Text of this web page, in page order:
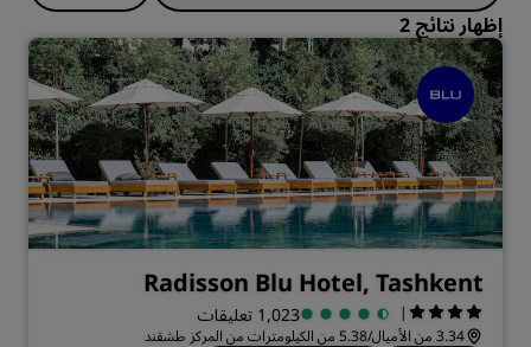
إظهار نتائج 2
Radisson Blu Hotel, Tashkent
| 1,023 تعليقات
3.34 من الأميال/5.38 من الكيلومترات من المركز طشقند